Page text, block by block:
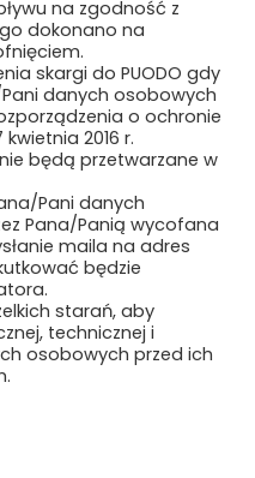
na zgodność z
dokonano na
skargi do PUODO gdy
danych osobowych
o ochronie
2016 r.
będą przetwarzane w
Pani danych
Pana/Panią wycofana
maila na adres
będzie
starań, aby
technicznej i
osobowych przed ich